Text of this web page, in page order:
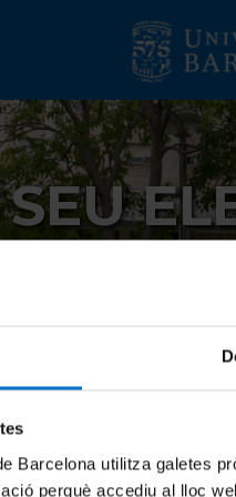
Barcelona utilitza galetes
perquè accediu al lloc
SEU
de Llengües i